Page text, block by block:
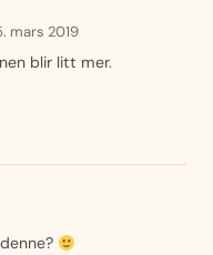
mars 2019
blir litt mer.